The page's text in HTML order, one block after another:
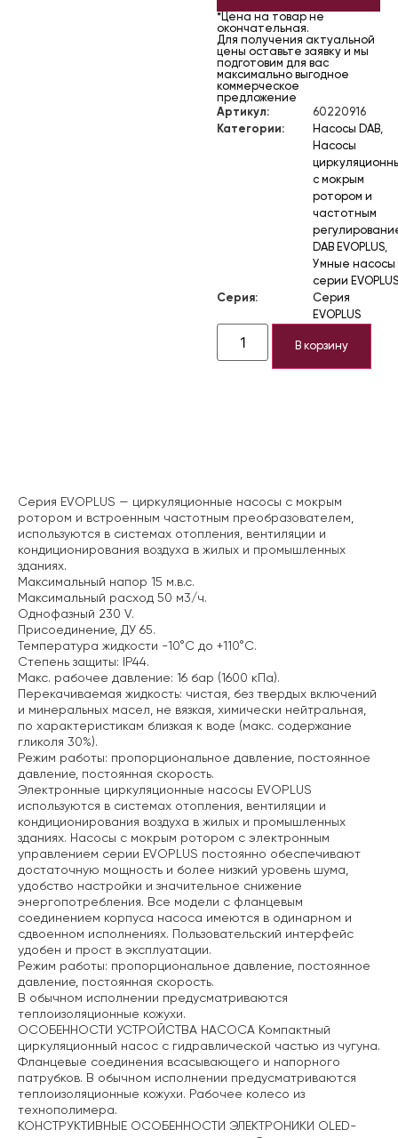
*Цена на товар не
окончательная.
Для получения актуальной
цены оставьте заявку и мы
подготовим для вас
максимально выгодное
коммерческое
предложение
Артикул:
60220916
Категории:
Насосы DAB,
Насосы
с мокрым
ротором и
частотным
DAB EVOPLUS,
Умные насосы
серии EVOPLUS
Серия:
Серия
EVOPLUS
В корзину
Серия EVOPLUS — циркуляционные насосы с мокрым
ротором и встроенным частотным преобразователем,
используются в системах отопления, вентиляции и
кондиционирования воздуха в жилых и промышленных
зданиях.
Максимальный напор 15 м.в.с.
Максимальный расход 50 м3/ч.
Однофазный 230 V.
Присоединение, ДУ 65.
Температура жидкости -10°C до +110°C.
Степень защиты: IP44.
Макс. рабочее давление: 16 бар (1600 кПа).
Перекачиваемая жидкость: чистая, без твердых включений
и минеральных масел, не вязкая, химически нейтральная,
по характеристикам близкая к воде (макс. содержание
гликоля 30%).
Режим работы: пропорциональное давление, постоянное
давление, постоянная скорость.
Электронные циркуляционные насосы EVOPLUS
используются в системах отопления, вентиляции и
кондиционирования воздуха в жилых и промышленных
зданиях. Насосы с мокрым ротором с электронным
управлением серии EVOPLUS постоянно обеспечивают
достаточную мощность и более низкий уровень шума,
удобство настройки и значительное снижение
энергопотребления. Все модели с фланцевым
соединением корпуса насоса имеются в одинарном и
сдвоенном исполнениях. Пользовательский интерфейс
удобен и прост в эксплуатации.
Режим работы: пропорциональное давление, постоянное
давление, постоянная скорость.
В обычном исполнении предусматриваются
теплоизоляционные кожухи.
ОСОБЕННОСТИ УСТРОЙСТВА НАСОСА Компактный
циркуляционный насос с гидравлической частью из чугуна.
Фланцевые соединения всасывающего и напорного
патрубков. В обычном исполнении предусматриваются
теплоизоляционные кожухи. Рабочее колесо из
технополимера.
КОНСТРУКТИВНЫЕ ОСОБЕННОСТИ ЭЛЕКТРОНИКИ OLED-